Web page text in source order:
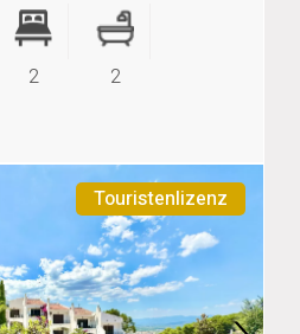
2 2
Touristenlizenz